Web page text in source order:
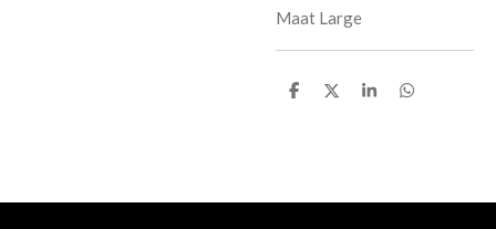
Maat Large
D
D
S
D